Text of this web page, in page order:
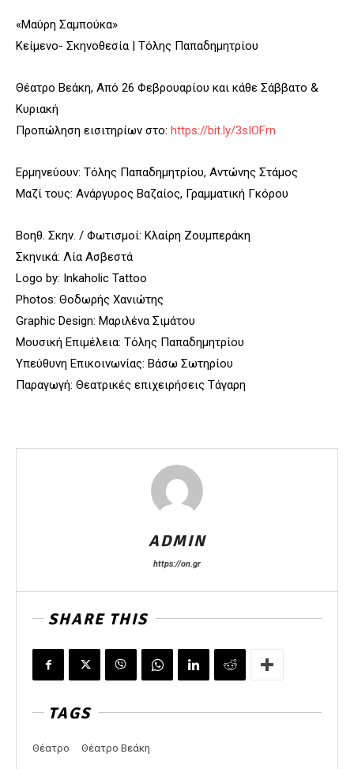
«Μαύρη Σαμπούκα»
Κείμενο- Σκηνοθεσία | Τόλης Παπαδημητρίου
Θέατρο Βεάκη, Από 26 Φεβρουαρίου και κάθε Σάββατο &
Κυριακή
Προπώληση εισιτηρίων στο: https://bit.ly/3sIOFrn
Ερμηνεύουν: Τόλης Παπαδημητρίου, Αντώνης Στάμος
Μαζί τους: Ανάργυρος Βαζαίος, Γραμματική Γκόρου
Βοηθ. Σκην. / Φωτισμοί: Κλαίρη Ζουμπεράκη
Σκηνικά: Λία Ασβεστά
Logo by: Inkaholic Tattoo
Photos: Θοδωρής Χανιώτης
Graphic Design: Μαριλένα Σιμάτου
Μουσική Επιμέλεια: Τόλης Παπαδημητρίου
Υπεύθυνη Επικοινωνίας: Βάσω Σωτηρίου
Παραγωγή: Θεατρικές επιχειρήσεις Τάγαρη
ADMIN
https://on.gr
SHARE THIS
TAGS
Θέατρο Θέατρο Βεάκη